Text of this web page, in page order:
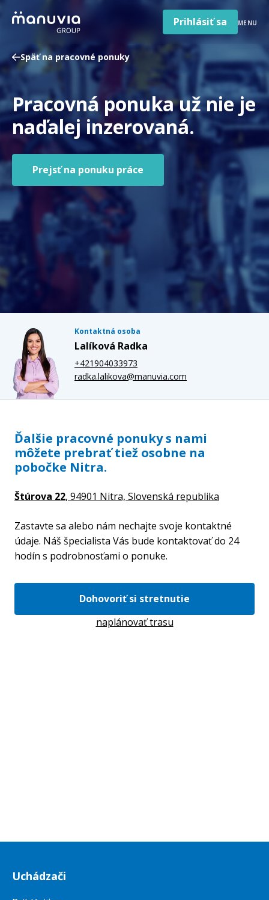
Poradňa a články
Pre firmy a zamestnávateľov
O nás
Slovenčina
Jazyk
Slovensko
Krajina/región
Prihlásiť sa MENU
Späť na pracovné ponuky
Pracovná ponuka už nie je
naďalej inzerovaná.
Prejsť na ponuku práce
Kontaktná osoba
Lalíková Radka
+421904033973
radka.lalikova@manuvia.com
Ďalšie pracovné ponuky s nami
môžete prebrať tiež osobne na
pobočke Nitra.
Štúrova 22, 94901 Nitra, Slovenská republika
Zastavte sa alebo nám nechajte svoje kontaktné
údaje. Náš špecialista Vás bude kontaktovať do 24
hodín s podrobnosťami o ponuke.
Dohovoriť si stretnutie
naplánovať trasu
Uchádzači